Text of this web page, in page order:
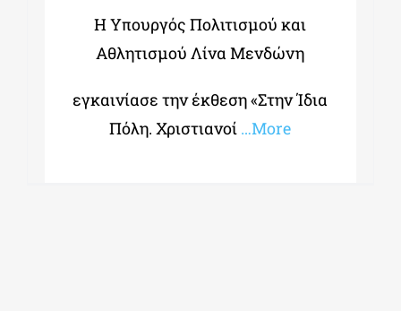
Η Υπουργός Πολιτισμού και
Αθλητισμού Λίνα Μενδώνη
εγκαινίασε την έκθεση «Στην Ίδια
Πόλη. Χριστιανοί …More